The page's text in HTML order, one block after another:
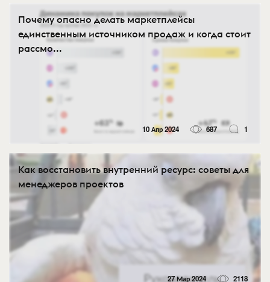
Почему опасно делать маркетплейсы
единственным источником продаж и когда стоит
рассмо...
10 Апр 2024 687 1
Как восстановить внутренний ресурс: советы для
менеджеров проектов
27 Мар 2024 2118